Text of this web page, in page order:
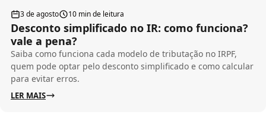
3 de agosto 10 min de leitura
Desconto simplificado no IR: como funciona?
vale a pena?
Saiba como funciona cada modelo de tributação no IRPF,
quem pode optar pelo desconto simplificado e como calcular
para evitar erros.
LER MAIS